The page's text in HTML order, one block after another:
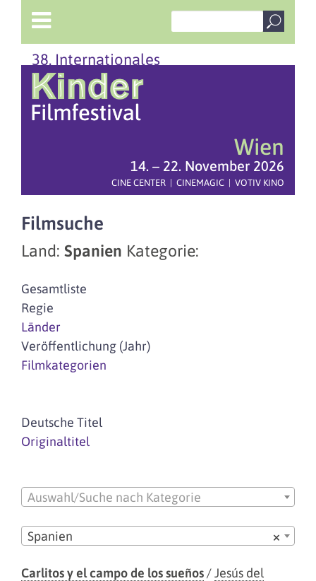
38. Internationales
Wien
14. – 22. November 2026
CINE CENTER | CINEMAGIC | VOTIV KINO
Filmsuche
Land: Spanien Kategorie:
Gesamtliste
Regie
Länder
Veröffentlichung (Jahr)
Filmkategorien
Deutsche Titel
Originaltitel
Auswahl/Suche nach Kategorie
×
Spanien
Carlitos y el campo de los sueños/Jesús del